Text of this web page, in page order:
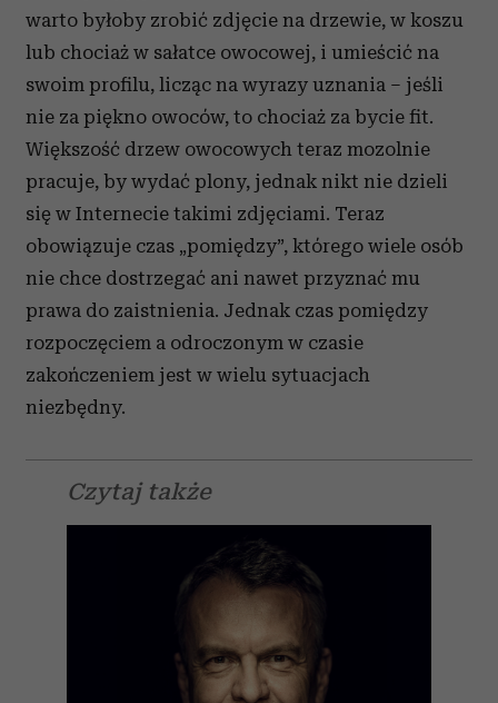
warto byłoby zrobić zdjęcie na drzewie, w koszu
lub chociaż w sałatce owocowej, i umieścić na
swoim profilu, licząc na wyrazy uznania – jeśli
nie za piękno owoców, to chociaż za bycie fit.
Większość drzew owocowych teraz mozolnie
pracuje, by wydać plony, jednak nikt nie dzieli
się w Internecie takimi zdjęciami. Teraz
obowiązuje czas „pomiędzy”, którego wiele osób
nie chce dostrzegać ani nawet przyznać mu
prawa do zaistnienia. Jednak czas pomiędzy
rozpoczęciem a odroczonym w czasie
zakończeniem jest w wielu sytuacjach
niezbędny.
Czytaj także